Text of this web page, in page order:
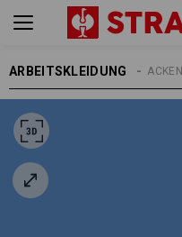
ARBEITSKLEIDUNGARBEITSJACKEN
HERREN